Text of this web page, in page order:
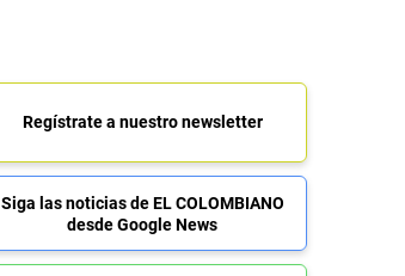
Regístrate a nuestro newsletter
Siga las noticias de EL COLOMBIANO
desde Google News